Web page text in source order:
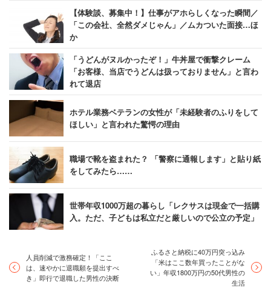
【体験談、募集中！】仕事がアホらしくなった瞬間／
「この会社、全然ダメじゃん」／ムカついた面接…ほ
か
「うどんがヌルかったぞ！」牛丼屋で衝撃クレーム
「お客様、当店でうどんは扱っておりません」と言わ
れて退店
ホテル業務ベテランの女性が「未経験者のふりをして
ほしい」と言われた驚愕の理由
職場で靴を盗まれた？ 「警察に通報します」と貼り紙
をしてみたら……
世帯年収1000万超の暮らし「レクサスは現金で一括購
入。ただ、子どもは私立だと厳しいので公立の予定」
人員削減で激務確定！「ここ
は、速やかに退職願を提出すべ
き」即行で退職した男性の決断
ふるさと納税に40万円突っ込み
「米はここ数年買ったことがな
い」年収1800万円の50代男性の
生活